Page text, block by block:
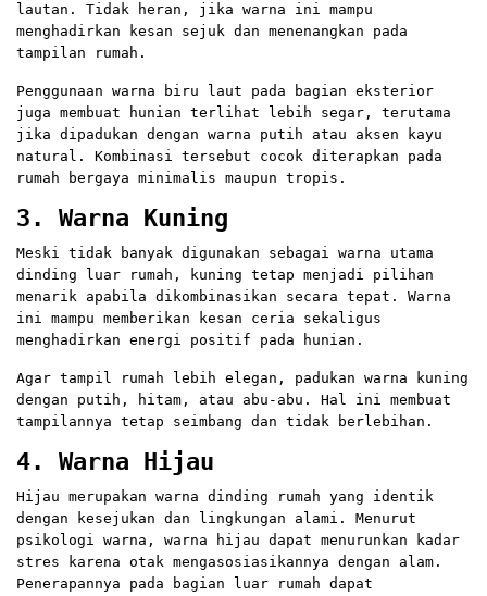
lautan. Tidak heran, jika warna ini mampu
menghadirkan kesan sejuk dan menenangkan pada
tampilan rumah.
Penggunaan warna biru laut pada bagian eksterior
juga membuat hunian terlihat lebih segar, terutama
jika dipadukan dengan warna putih atau aksen kayu
natural. Kombinasi tersebut cocok diterapkan pada
rumah bergaya minimalis maupun tropis.
3. Warna Kuning
Meski tidak banyak digunakan sebagai warna utama
dinding luar rumah, kuning tetap menjadi pilihan
menarik apabila dikombinasikan secara tepat. Warna
ini mampu memberikan kesan ceria sekaligus
menghadirkan energi positif pada hunian.
Agar tampil rumah lebih elegan, padukan warna kuning
dengan putih, hitam, atau abu-abu. Hal ini membuat
tampilannya tetap seimbang dan tidak berlebihan.
4. Warna Hijau
Hijau merupakan warna dinding rumah yang identik
dengan kesejukan dan lingkungan alami. Menurut
psikologi warna, warna hijau dapat menurunkan kadar
stres karena otak mengasosiasikannya dengan alam.
Penerapannya pada bagian luar rumah dapat